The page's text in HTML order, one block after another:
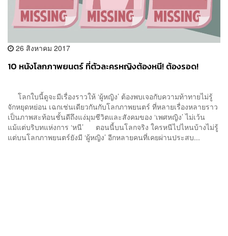
26 สิงหาคม 2017
10 หนังโลกภาพยนตร์ ที่ตัวละครหญิงต้องหนี! ต้องรอด!
โลกใบนี้ดูจะมีเรื่องราวให้ ‘ผู้หญิง’ ต้องพบเจอกับความท้าทายไม่รู้
จักหยุดหย่อน เฉกเช่นเดียวกันกับโลกภาพยนตร์ ที่หลายเรื่องหลายราว
เป็นภาพสะท้อนชั้นดีถึงแง่มุมชีวิตและสังคมของ ‘เพศหญิง’ ไม่เว้น
แม้แต่บริบทแห่งการ ‘หนี’ ตอนนี้บนโลกจริง ใครหนีไปไหนบ้างไม่รู้
แต่บนโลกภาพยนตร์ยังมี ‘ผู้หญิง’ อีกหลายคนที่เคยผ่านประสบ...